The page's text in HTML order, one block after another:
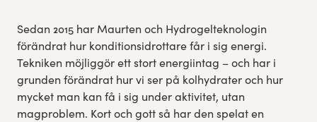
Sedan 2015 har Maurten och Hydrogelteknologin
förändrat hur konditionsidrottare får i sig energi.
Tekniken möjliggör ett stort energiintag – och har i
grunden förändrat hur vi ser på kolhydrater och hur
mycket man kan få i sig under aktivitet, utan
magproblem. Kort och gott så har den spelat en